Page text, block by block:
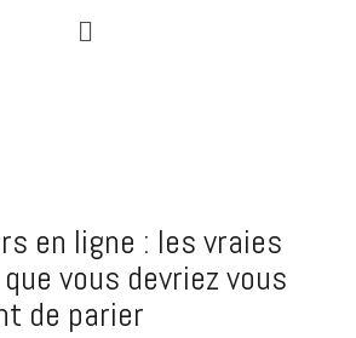
en ligne : les vraies
vous devriez vous
de parier